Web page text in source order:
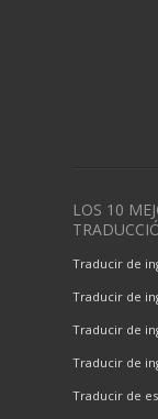
LOS 10
Traducir de
Traducir de
Traducir de
Traducir de
Traducir de